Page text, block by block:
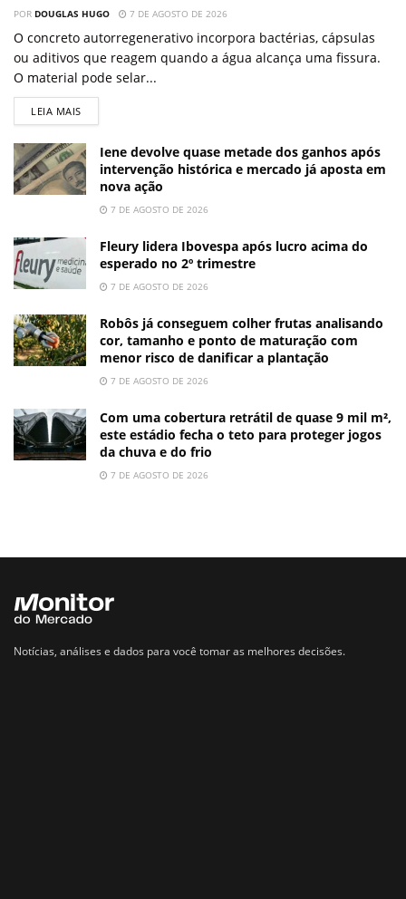
POR DOUGLAS HUGO 7 DE AGOSTO DE 2026
O concreto autorregenerativo incorpora bactérias, cápsulas
ou aditivos que reagem quando a água alcança uma fissura.
O material pode selar...
LEIA MAIS
Iene devolve quase metade dos ganhos após
intervenção histórica e mercado já aposta em
nova ação
7 DE AGOSTO DE 2026
Fleury lidera Ibovespa após lucro acima do
esperado no 2º trimestre
7 DE AGOSTO DE 2026
Robôs já conseguem colher frutas analisando
cor, tamanho e ponto de maturação com
menor risco de danificar a plantação
7 DE AGOSTO DE 2026
Com uma cobertura retrátil de quase 9 mil m²,
este estádio fecha o teto para proteger jogos
da chuva e do frio
7 DE AGOSTO DE 2026
Notícias, análises e dados para você tomar as melhores decisões.